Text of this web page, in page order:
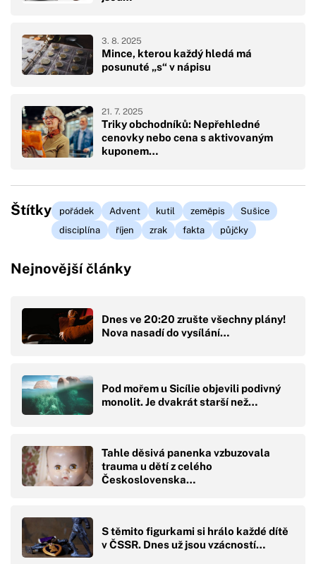
Mince, kterou každý hledá má
posunuté „s“ v nápisu
3. 8. 2025
Triky obchodníků: Nepřehledné
cenovky nebo cena s aktivovaným
kuponem…
21. 7. 2025
Štítky pořádek Advent kutil zeměpis
Sušice
disciplína
říjen zrak fakta půjčky
Nejnovější články
Dnes ve 20:20 zrušte všechny plány!
Nova nasadí do vysílání…
Pod mořem u Sicílie objevili podivný
monolit. Je dvakrát starší než…
Tahle děsivá panenka vzbuzovala
trauma u dětí z celého
Československa…
S těmito figurkami si hrálo každé dítě
v ČSSR. Dnes už jsou vzácností…